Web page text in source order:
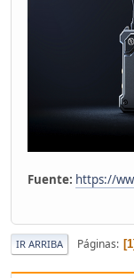
Fuente: https://
IR ARRIBA Páginas 1